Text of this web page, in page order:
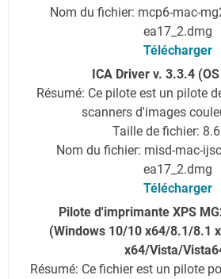
Nom du fichier: mcp6-mac-
ea17_2.dmg
Télécharger
ICA Driver v. 3.3.4
Résumé: Ce pilote est un pilote
scanners d'images
Taille de fichier:
Nom du fichier: misd-mac-
ea17_2.dmg
Télécharger
Pilote d'imprimante XPS
(Windows 10/10 x64/8.1/8.1
x64/Vista/
Résumé: Ce fichier est un pilote